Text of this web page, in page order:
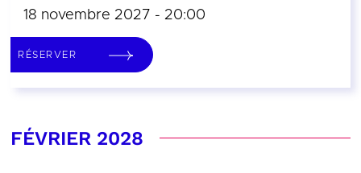
18 novembre 2027 - 20:00
RÉSERVER
FÉVRIER 2028